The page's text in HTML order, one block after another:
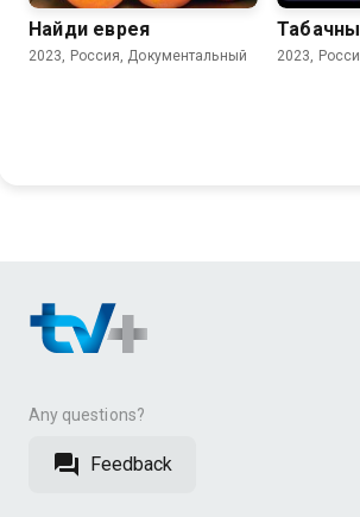
Найди еврея
2023, Россия, Документальный 2023,
Any questions?
Feedback